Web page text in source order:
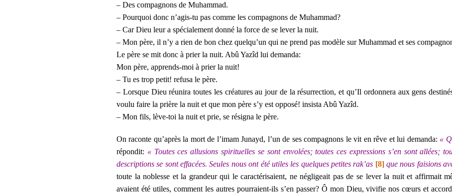
– Des compagnons de Muhammad.
– Pourquoi donc n’agis-tu pas comme les compagnons de Muhammad?
– Car Dieu leur a spécialement donné la force de se lever la nuit.
– Mon père, il n’y a rien de bon chez quelqu’un qui ne prend pas modèle sur Muhammad et ses
Le père se mit donc à prier la nuit. Abû Yazîd lui demanda:
Mon père, apprends-moi à prier la nuit!
– Tu es trop petit! refusa le père.
– Lorsque Dieu réunira toutes les créatures au jour de la résurrection, et qu’Il ordonnera aux gens
voulu faire la prière la nuit et que mon père s’y est opposé! insista Abû Yazîd.
– Mon fils, lève-toi la nuit et prie, se résigna le père.
On raconte qu’après la mort de l’imam Junayd, l’un de ses compagnons le vit en rêve et lui demanda: «
répondit: « Toutes ces allusions spirituelles se sont envolées; toutes ces expressions s’en sont allées;
descriptions se sont effacées. Seules nous ont été utiles les quelques petites rak’as [8] que nous faisions
toute la noblesse et la grandeur qui le caractérisaient, ne négligeait pas de se lever la nuit et affirmait
avaient été utiles, comment les autres pourraient-ils s’en passer? Ô mon Dieu, vivifie nos cœurs et